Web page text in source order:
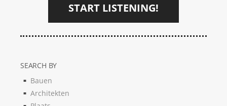
START LISTENING!
SEARCH BY
Bauen
Architekten